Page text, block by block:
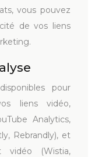
vous pouvez
de vos liens
pour
liens vidéo,
Analytics,
Rebrandly), et
vidéo (Wistia,